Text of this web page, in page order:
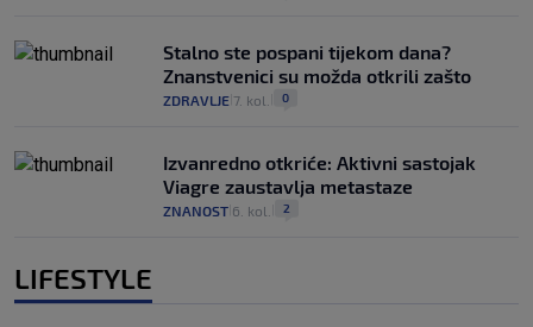
Stalno ste pospani tijekom dana?
Znanstvenici su možda otkrili zašto
ZDRAVLJE 7. kol. 0
Izvanredno otkriće: Aktivni sastojak
Viagre zaustavlja metastaze
ZNANOST 6. kol. 2
LIFESTYLE